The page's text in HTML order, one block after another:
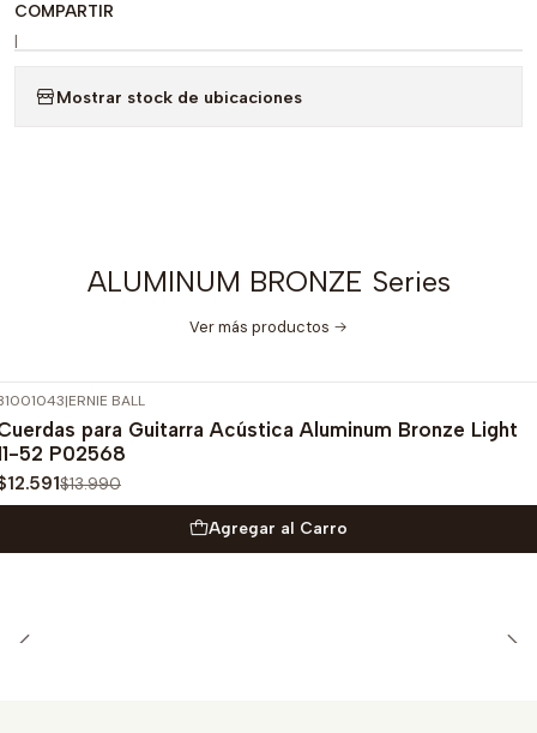
COMPARTIR
|
Mostrar stock de ubicaciones
ALUMINUM BRONZE Series
Ver más productos
OFF
|ERNIE BALL
para Guitarra Acústica Aluminum Bronze Light
52 P02568
$13.990
Agregar al Carro